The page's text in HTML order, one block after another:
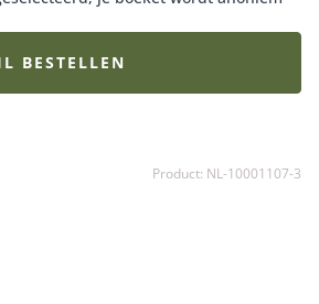
BESTELLEN
Product: NL-10001107-3